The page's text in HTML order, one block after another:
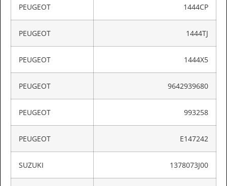
PEUGEOT 1444CP
PEUGEOT 1444TJ
PEUGEOT 1444X5
PEUGEOT 9642939680
PEUGEOT 993258
PEUGEOT E147242
SUZUKI 1378073J00